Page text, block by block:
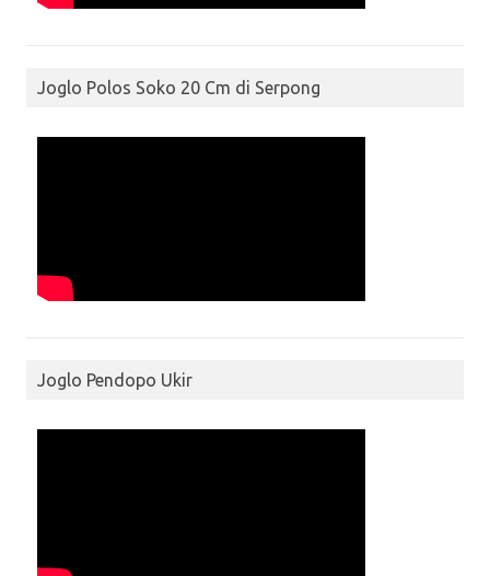
Joglo Polos Soko 20 Cm di Serpong
Joglo Pendopo Ukir